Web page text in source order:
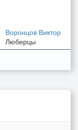
Воронцов Виктор
Люберцы